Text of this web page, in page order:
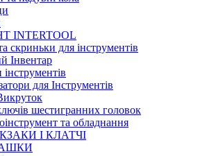
INTERTOOL
скриньки для інструментів
Інвентар
для Інструментів
шестигранних головок
та обладнання
І КЛАТЧІ